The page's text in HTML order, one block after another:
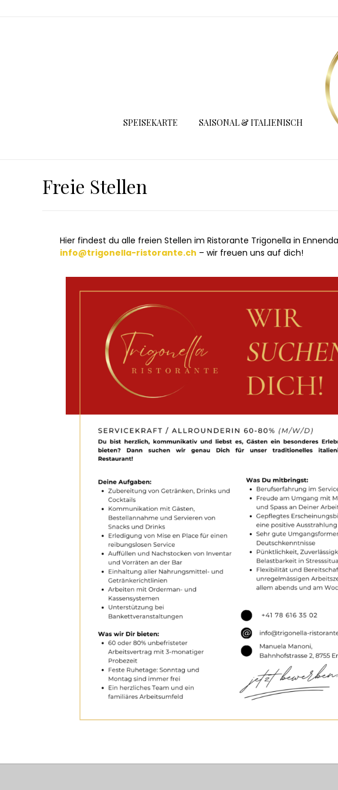
SPEISEKARTE SAISONAL & ITALIENISCH
Freie Stellen
Hier findest du alle freien Stellen im Ristorante Trigonella in
info@trigonella-ristorante.ch – wir freuen uns auf dich!